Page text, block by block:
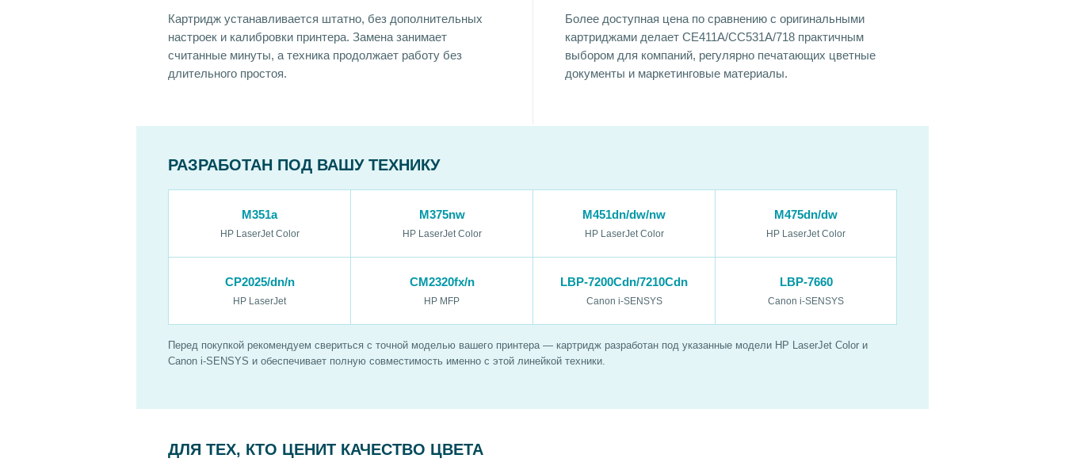
Картридж устанавливается штатно, без дополнительных
настроек и калибровки принтера. Замена занимает
считанные минуты, а техника продолжает работу без
длительного простоя.
Более доступная цена по сравнению с оригинальными
картриджами делает CE411A/CC531A/718 практичным
выбором для компаний, регулярно печатающих цветные
документы и маркетинговые материалы.
РАЗРАБОТАН ПОД ВАШУ ТЕХНИКУ
M351a
HP LaserJet Color
M375nw
HP LaserJet Color
M451dn/dw/nw
HP LaserJet Color
M475dn/dw
HP LaserJet Color
CP2025/dn/n
HP LaserJet
CM2320fx/n
HP MFP
LBP-7200Cdn/7210Cdn
Canon i-SENSYS
LBP-7660
Canon i-SENSYS
Перед покупкой рекомендуем свериться с точной моделью вашего принтера — картридж разработан под указанные модели HP LaserJet Color и
Canon i-SENSYS и обеспечивает полную совместимость именно с этой линейкой техники.
ДЛЯ ТЕХ, КТО ЦЕНИТ КАЧЕСТВО ЦВЕТА